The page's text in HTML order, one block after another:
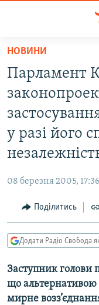
Перейти
основного
матеріалу
до
основної
навігації
до
ВСЕ ЗА ДОБУ
ПОЛІТИКА
СПОРТ
УКРАЇНА
РОСІЙСЬКА
КРИМ.РЕАЛІЇ
ТИ ЯК?
СХЕМИ
МУЛЬТИМЕДІА
ФОТО
НОВИНИ
Парламент
у разі його
08 березня 2005, 17:36
Поділитись
Додати Радіо Свобода
Заступник голови
що
мирне